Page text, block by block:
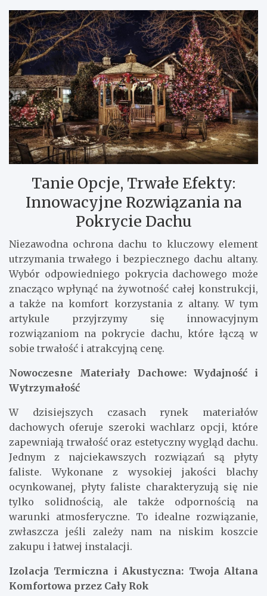
Tanie Opcje, Trwałe Efekty:
Innowacyjne Rozwiązania na
Pokrycie Dachu
Niezawodna ochrona dachu to kluczowy element
utrzymania trwałego i bezpiecznego dachu altany.
Wybór odpowiedniego pokrycia dachowego może
znacząco wpłynąć na żywotność całej konstrukcji,
a także na komfort korzystania z altany. W tym
artykule przyjrzymy się innowacyjnym
rozwiązaniom na pokrycie dachu, które łączą w
sobie trwałość i atrakcyjną cenę.
Nowoczesne Materiały Dachowe: Wydajność i
Wytrzymałość
W dzisiejszych czasach rynek materiałów
dachowych oferuje szeroki wachlarz opcji, które
zapewniają trwałość oraz estetyczny wygląd dachu.
Jednym z najciekawszych rozwiązań są płyty
faliste. Wykonane z wysokiej jakości blachy
ocynkowanej, płyty faliste charakteryzują się nie
tylko solidnością, ale także odpornością na
warunki atmosferyczne. To idealne rozwiązanie,
zwłaszcza jeśli zależy nam na niskim koszcie
zakupu i łatwej instalacji.
Izolacja Termiczna i Akustyczna: Twoja Altana
Komfortowa przez Cały Rok